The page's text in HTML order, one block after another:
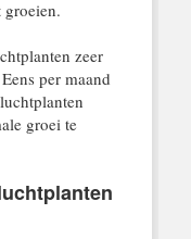
zeer
per maand
groei te